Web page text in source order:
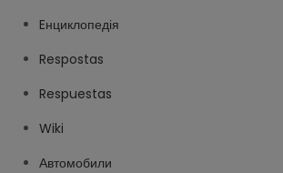
Eнциклопедія
Respostas
Respuestas
Wiki
Автомобили